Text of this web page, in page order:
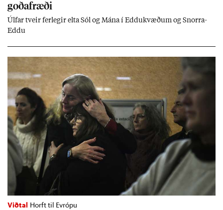
goða­fræði
Úlf­ar tveir fer­leg­ir elta Sól og Mána í Eddu­kvæð­um og Snorra-
Eddu
Viðtal Horft til Evrópu